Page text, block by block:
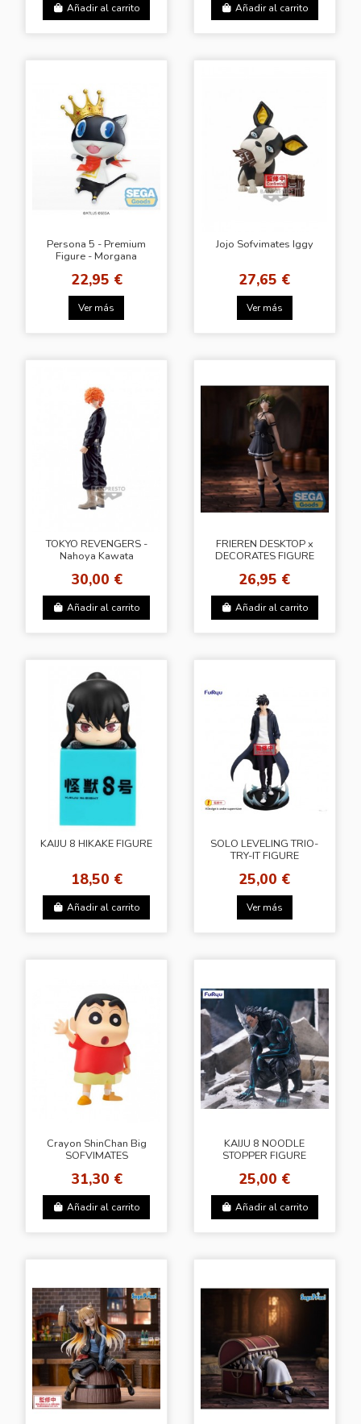
Añadir al carrito Añadir al carrito
Persona 5 - Premium
Figure - Morgana
22,95 €
Ver más
Jojo Sofvimates Iggy
27,65 €
Ver más
TOKYO REVENGERS -
Nahoya Kawata
30,00 €
Añadir al carrito
FRIEREN DESKTOP x
DECORATES FIGURE
26,95 €
Añadir al carrito
KAIJU 8 HIKAKE FIGURE
18,50 €
Añadir al carrito
SOLO LEVELING TRIO-
TRY-IT FIGURE
25,00 €
Ver más
Crayon ShinChan Big
SOFVIMATES
31,30 €
Añadir al carrito
KAIJU 8 NOODLE
STOPPER FIGURE
25,00 €
Añadir al carrito